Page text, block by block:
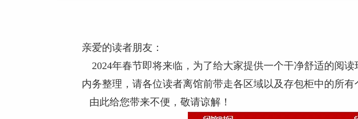
亲爱的读者朋友：
2024年春节即将来临，为了给大家提供一个干净舒适的阅
内务整理，请各位读者离馆前带走各区域以及存包柜中的所有
由此给您带来不便，敬请谅解！